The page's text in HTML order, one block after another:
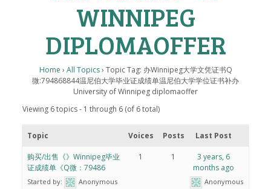
WINNIPEG
DIPLOMAOFFER
Home › All Topics › Topic Tag: 办Winnipeg大学文凭证书Q
微:794868844温尼伯大学毕业证成绩单温尼伯大学学位证书补办
University of Winnipeg diplomaoffer
Viewing 6 topics - 1 through 6 (of 6 total)
Topic Voices Posts Last Post
购买/出售《》Winnipeg毕业
证成绩单《Q微：79486
Started by:
Anonymous
1 1
3 years, 6
months ago
Anonymous